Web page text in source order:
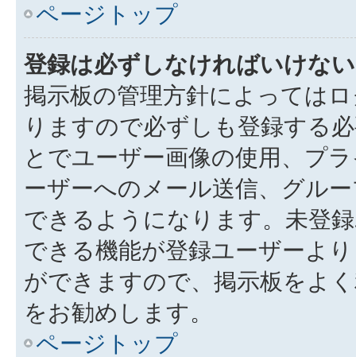
ページトップ
登録は必ずしなければいけな
掲示板の管理方針によっては
りますので必ずしも登録する
とでユーザー画像の使用、プ
ーザーへのメール送信、グル
できるようになります。未登
できる機能が登録ユーザーよ
ができますので、掲示板をよ
をお勧めします。
ページトップ